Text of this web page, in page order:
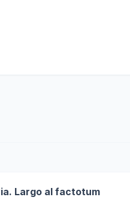
Largo al factotum